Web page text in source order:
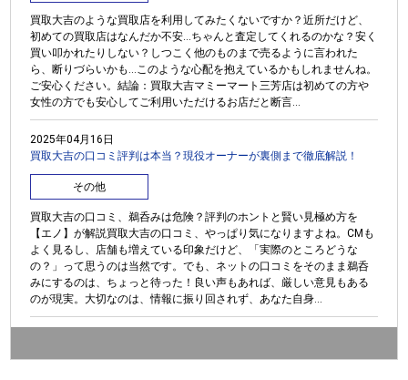
買取大吉のような買取店を利用してみたくないですか？近所だけど、
初めての買取店はなんだか不安…ちゃんと査定してくれるのかな？安く
買い叩かれたりしない？しつこく他のものまで売るように言われた
ら、断りづらいかも…このような心配を抱えているかもしれませんね。
ご安心ください。結論：買取大吉マミーマート三芳店は初めての方や
女性の方でも安心してご利用いただけるお店だと断言...
2025年04月16日
買取大吉の口コミ評判は本当？現役オーナーが裏側まで徹底解説！
その他
買取大吉の口コミ、鵜呑みは危険？評判のホントと賢い見極め方を
【エノ】が解説買取大吉の口コミ、やっぱり気になりますよね。CMも
よく見るし、店舗も増えている印象だけど、「実際のところどうな
の？」って思うのは当然です。でも、ネットの口コミをそのまま鵜呑
みにするのは、ちょっと待った！良い声もあれば、厳しい意見もある
のが現実。大切なのは、情報に振り回されず、あなた自身...